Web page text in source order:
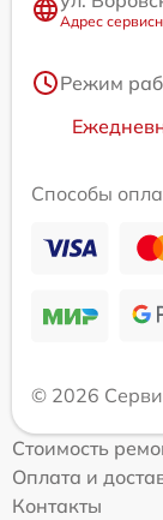
Адрес
Режим
Способы
© 2026
Стоимость
Оплата и
Контакты